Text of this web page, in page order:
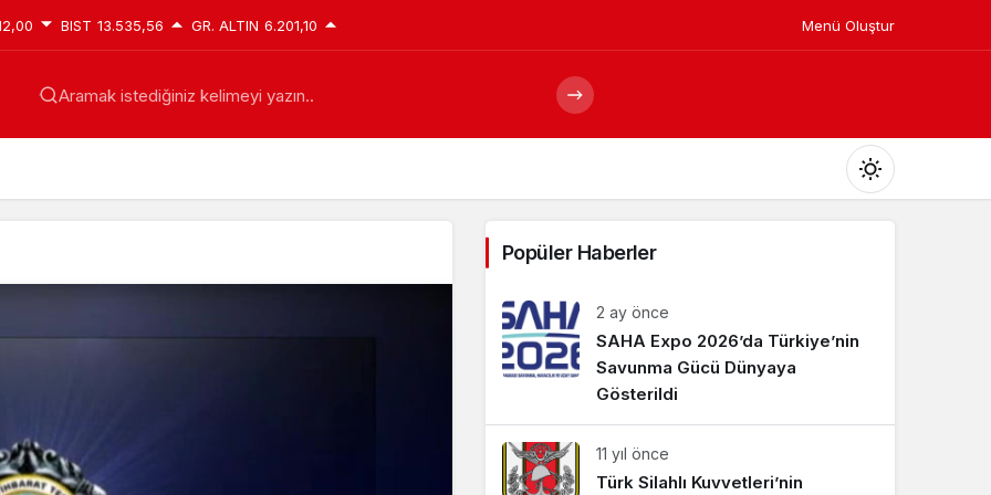
BIST 13.535,56 GR. ALTIN 6.201,10 Menü Oluştur
Aramak istediğiniz kelimeyi yazın..
Mod
değiştir
Gündüz Modu
Gündüz modunu seçin.
Gece modunu seçin.
Popüler Haberler
2 ay önce
SAHA Expo 2026’da Türkiye’nin
Savunma Gücü Dünyaya
Gösterildi
11 yıl önce
Türk Silahlı Kuvvetleri’nin